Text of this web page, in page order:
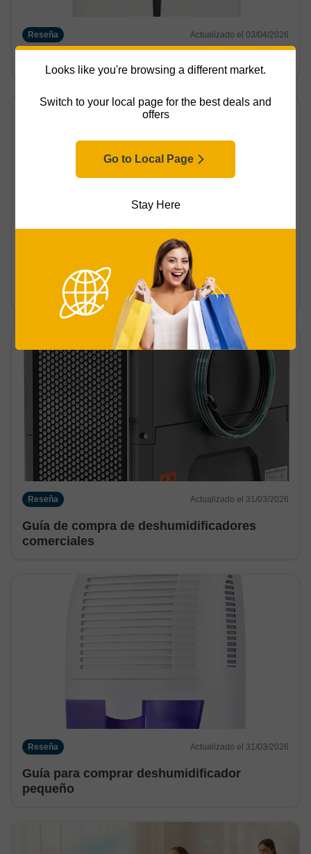
Looks like you're browsing a different market.
Switch to your local page for the best deals and
offers
Go to Local Page
Stay Here
Reseña Actualizado el 03/04/2026
Actualizado el 31/03/2026
Guía de compra de deshumidificador portátil
Reseña Actualizado el 31/03/2026
Guía de compra de deshumidificadores
comerciales
Reseña Actualizado el 31/03/2026
Guía para comprar deshumidificador
pequeño